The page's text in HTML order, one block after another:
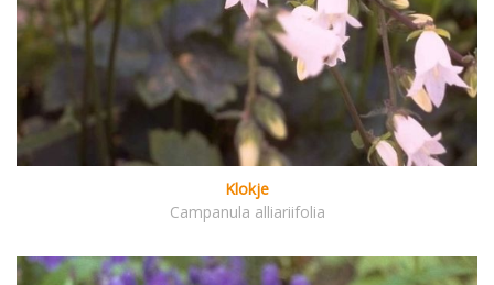
Klokje
Campanula alliariifolia